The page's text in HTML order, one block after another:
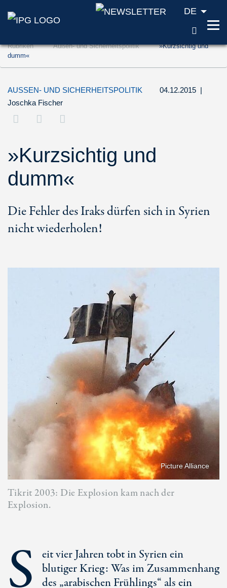
Zum Inhalt springen (Accesskey '1')
Zur Suche springen (Accesskey '2')
DE
Rubriken Außen- und Sicherheitspolitik
»Kurzsichtig und
dumm«
AUSSEN- UND SICHERHEITSPOLITIK 04.12.2015 |
Joschka Fischer
»Kurzsichtig und
dumm«
Die Fehler des Iraks dürfen sich in Syrien
nicht wiederholen!
Picture Alliance
Tikrit 2003: Die Explosion kam nach der
Explosion.
S
eit vier Jahren tobt in Syrien ein
blutiger Krieg: Was im Zusammenhang
des „arabischen Frühlings“ als ein